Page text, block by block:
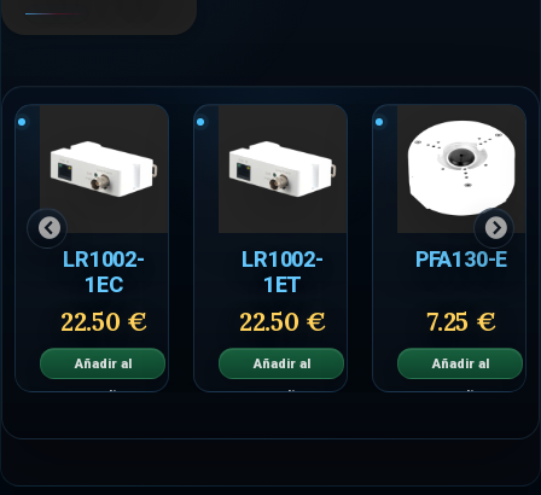
LR1002-
1EC
22.50 €
Añadir al
carrito
LR1002-
1ET
22.50 €
Añadir al
carrito
PFA130-E
7.25 €
Añadir al
carrito